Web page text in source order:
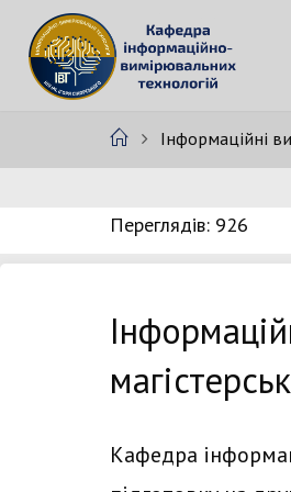
content
Е
І
HomeІнформаційні
Переглядів: 926
Кафедра